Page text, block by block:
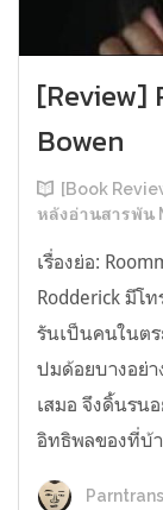
[Review]
Bowen
[Book
หลังอ่านสารพัน
เรื่องย่อ:
Rodderick มีโ
รันเป็นคนในตร
ปมด้อยบางอย่า
เสมอ จึงดิ้นรน
อิทธิพลของที่บ้